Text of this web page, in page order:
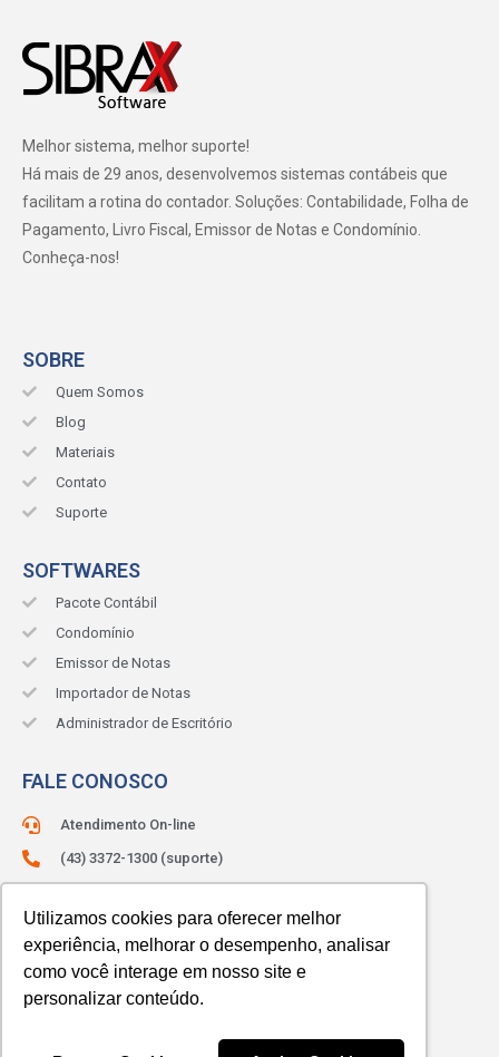
Utilizamos cookies para oferecer melhor
experiência, melhorar o desempenho, analisar
como você interage em nosso site e
personalizar conteúdo.
Melhor sistema, melhor suporte!
Há mais de 29 anos, desenvolvemos sistemas contábeis que
facilitam a rotina do contador. Soluções: Contabilidade, Folha de
Pagamento, Livro Fiscal, Emissor de Notas e Condomínio.
Conheça-nos!
SOBRE
Quem Somos
Blog
Materiais
Contato
Suporte
SOFTWARES
Pacote Contábil
Condomínio
Emissor de Notas
Importador de Notas
Administrador de Escritório
FALE CONOSCO
Atendimento On-line
(43) 3372-1300 (suporte)
ATENDIMENTO:Segunda à sexta.
Das 8h às 12h e das 13h às 18h.